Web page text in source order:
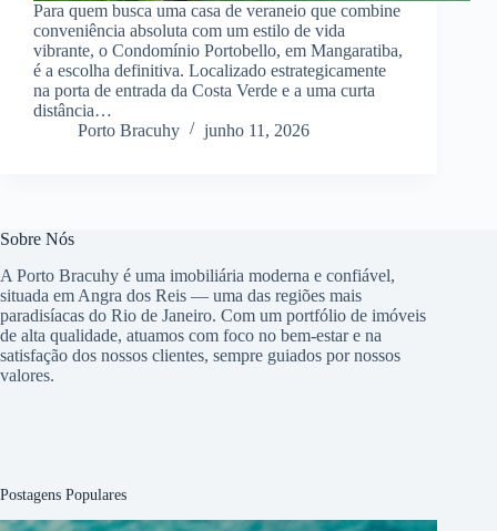
Para quem busca uma casa de veraneio que combine
conveniência absoluta com um estilo de vida
vibrante, o Condomínio Portobello, em Mangaratiba,
é a escolha definitiva. Localizado estrategicamente
na porta de entrada da Costa Verde e a uma curta
distância…
Porto Bracuhy
junho 11, 2026
Sobre Nós
A Porto Bracuhy é uma imobiliária moderna e confiável,
situada em Angra dos Reis — uma das regiões mais
paradisíacas do Rio de Janeiro. Com um portfólio de imóveis
de alta qualidade, atuamos com foco no bem-estar e na
satisfação dos nossos clientes, sempre guiados por nossos
valores.
Postagens Populares